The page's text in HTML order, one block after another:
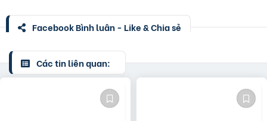
Facebook Bình luận - Like & Chia sẻ
Các tin liên quan: